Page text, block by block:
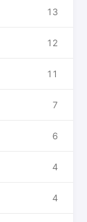
13
12
11
7
6
4
4